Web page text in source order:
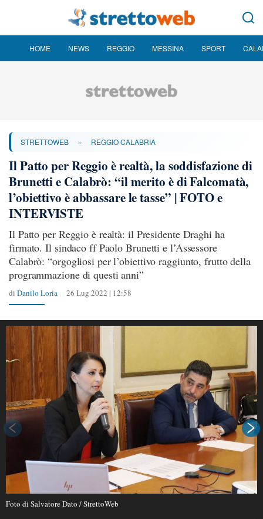
HOME NEWS REGGIO MESSINA SPORT
STRETTOWEB » REGGIO CALABRIA
Il Patto per Reggio è realtà, la soddisfazione di
Brunetti e Calabrò: “il merito è di Falcomatà,
l’obiettivo è abbassare le tasse” | FOTO e
INTERVISTE
Il Patto per Reggio è realtà: il Presidente Draghi ha
firmato. Il sindaco ff Paolo Brunetti e l’Assessore
Calabrò: “orgogliosi per l’obiettivo raggiunto, frutto della
programmazione di questi anni”
di Danilo Loria 26 Lug 2022 | 12:58
Foto di Salvatore Dato / StrettoWeb